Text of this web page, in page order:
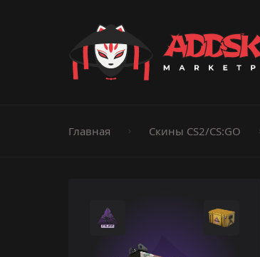
Пистолеты
Ножи
Штурмовые винтовки
Главная Скины CS2/CS:GO